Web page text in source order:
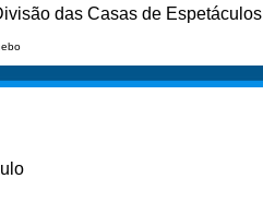
das Casas de Espetáculos